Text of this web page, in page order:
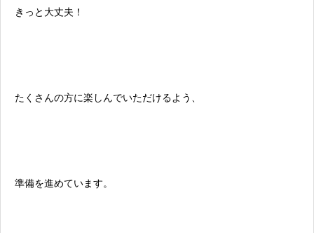
きっと大丈夫！
たくさんの方に楽しんでいただけるよう、
準備を進めています。